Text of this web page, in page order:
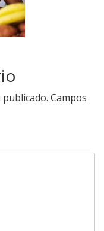
Campos